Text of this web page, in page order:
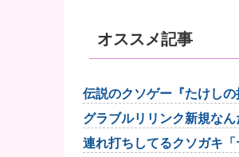
オススメ記事
伝説のクソゲー『たけし
グラブルリリンク新規な
連れ打ちしてるクソガキ